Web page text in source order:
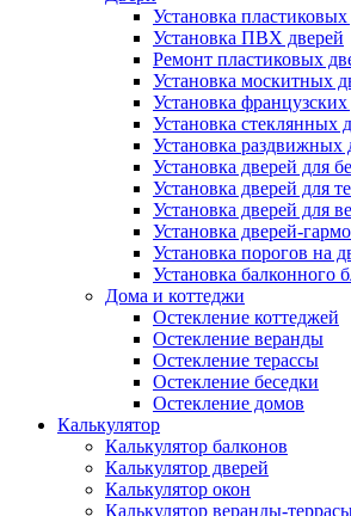
Установка пластиковых
Установка ПВХ дверей
Ремонт пластиковых
Установка москитных
Установка французских
Установка стеклянных
Установка раздвижных
Установка дверей для
Установка дверей для
Установка дверей для
Установка дверей-
Установка порогов на
Установка балконного
Дома и коттеджи
Остекление коттеджей
Остекление веранды
Остекление терассы
Остекление беседки
Остекление домов
Калькулятор
Калькулятор балконов
Калькулятор дверей
Калькулятор окон
Калькулятор веранды-